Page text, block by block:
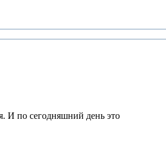
И по сегодняшний день это